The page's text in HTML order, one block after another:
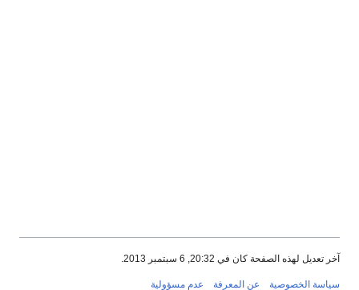
آخر تعديل لهذه الصفحة كان في 20:32, 6 سبتمبر 2013.
سياسة الخصوصية عن المعرفة عدم مسؤولية